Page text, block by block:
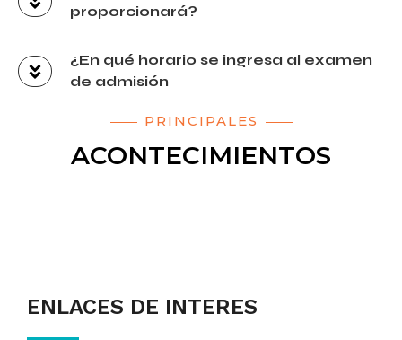
proporcionará?
¿En qué horario se ingresa al examen
de admisión
PRINCIPALES
ACONTECIMIENTOS
ENLACES DE INTERES